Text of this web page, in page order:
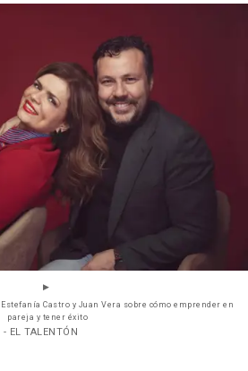
Castro y Juan Vera sobre cómo emprender en
pareja y tener éxito
- EL TALENTÓN